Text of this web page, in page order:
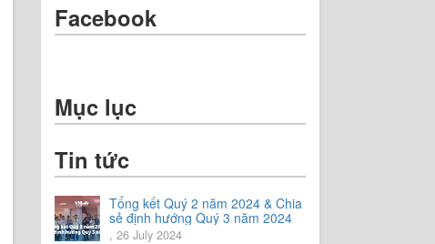
Facebook
Mục lục
Tin tức
Tổng kết Quý 2 năm 2024 & Chia
sẻ định hướng Quý 3 năm 2024
, 26 July 2024